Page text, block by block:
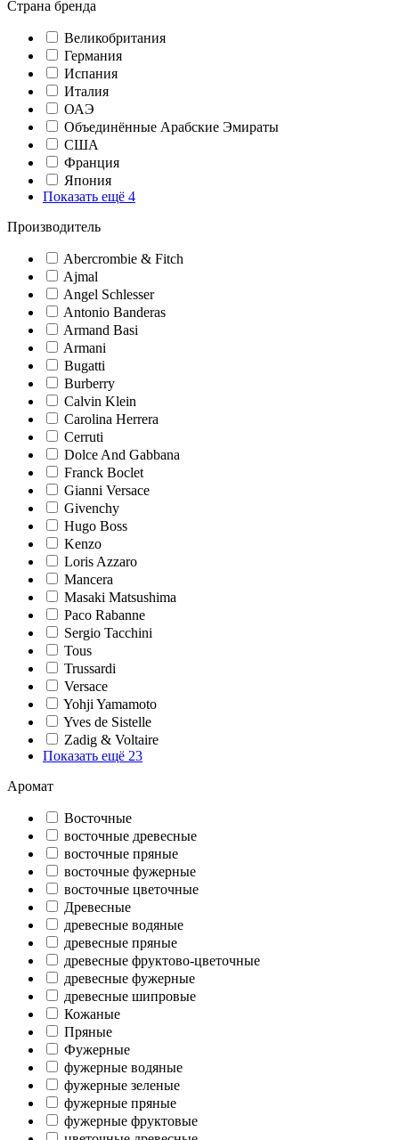
Страна бренда
Великобритания
Германия
Испания
Италия
ОАЭ
Объединённые Арабские Эмираты
США
Франция
Япония
Показать ещё 4
Производитель
Abercrombie & Fitch
Ajmal
Angel Schlesser
Antonio Banderas
Armand Basi
Armani
Bugatti
Burberry
Calvin Klein
Carolina Herrera
Cerruti
Dolce And Gabbana
Franck Boclet
Gianni Versace
Givenchy
Hugo Boss
Kenzo
Loris Azzaro
Mancera
Masaki Matsushima
Paco Rabanne
Sergio Tacchini
Tous
Trussardi
Versace
Yohji Yamamoto
Yves de Sistelle
Zadig & Voltaire
Показать ещё 23
Аромат
Восточные
восточные древесные
восточные пряные
восточные фужерные
восточные цветочные
Древесные
древесные водяные
древесные пряные
древесные фруктово-цветочные
древесные фужерные
древесные шипровые
Кожаные
Пряные
Фужерные
фужерные водяные
фужерные зеленые
фужерные пряные
фужерные фруктовые